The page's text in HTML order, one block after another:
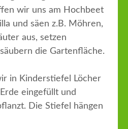
wir uns am Hochbeet
und säen z.B. Möhren,
aus, setzen
die Gartenfläche.
in Kinderstiefel Löcher
eingefüllt und
Die Stiefel hängen